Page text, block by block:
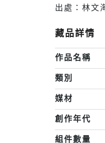
出處：林文
藏品詳情
作品名稱
類別
媒材
創作年代
組件數量